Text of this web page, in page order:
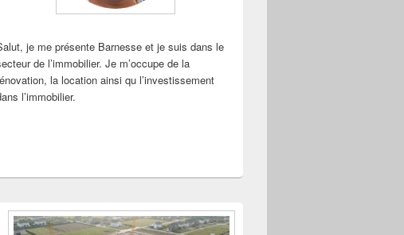
je me présente Barnesse et je suis dans le
de l’immobilier. Je m’occupe de la
la location ainsi qu l’investissement
l’immobilier.